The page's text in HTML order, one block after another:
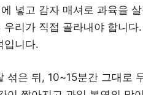
넣고 감자 매셔로 과육을
리가 직접 골라내야 합니
입니다.
섞은 뒤, 10~15분간 그대로